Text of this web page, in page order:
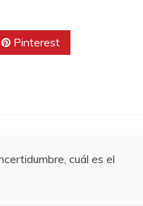
Pinterest
cuál es el